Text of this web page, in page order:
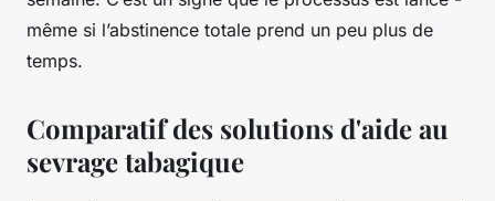
même si l’abstinence totale prend un peu plus de
temps.
Comparatif des solutions d'aide au
sevrage tabagique